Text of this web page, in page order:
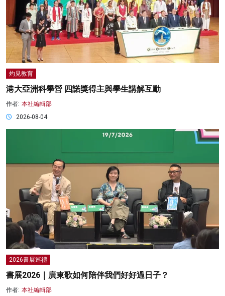
灼見教育
港大亞洲科學營 四諾獎得主與學生講解互動
作者: 本社編輯部
2026-08-04
2026書展巡禮
書展2026｜廣東歌如何陪伴我們好好過日子？
作者: 本社編輯部